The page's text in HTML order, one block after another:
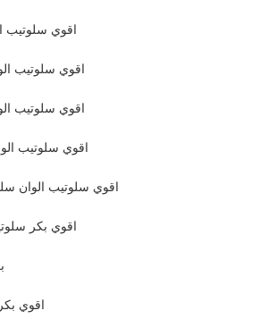
اقوي سلوتيب
اقوي سلوتيب
اقوي سلوتيب
اقوي سلوتيب
اقوي سلوتيب الوان
اقوي بكر
اقوي